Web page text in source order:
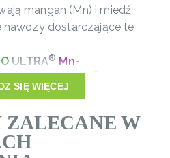
mangan (Mn) i miedź
nawozy dostarczające te
ULTRA® Mn-
ULTRA ® Cu-
dobra kondycja
SIĘ WIĘCEJ
ZALECANE W